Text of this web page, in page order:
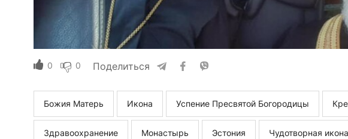
0 0 Поделиться
Божия Матерь Икона Успение Пресвятой Богородицы
Здравоохранение Монастырь Эстония Чудотворная икона